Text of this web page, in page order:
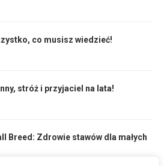
co musisz wiedzieć!
stróż i przyjaciel na lata!
Breed: Zdrowie stawów dla małych